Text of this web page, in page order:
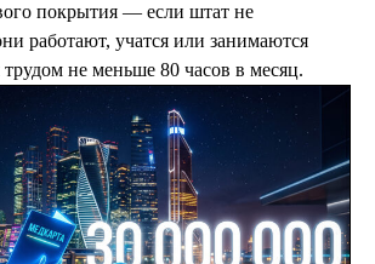
покрытия — если штат не
работают, учатся или занимаются
трудом не меньше 80 часов в месяц.